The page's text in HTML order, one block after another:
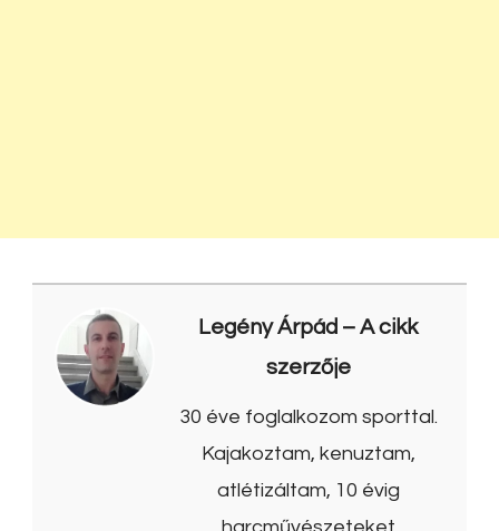
Legény Árpád – A cikk
szerzője
30 éve foglalkozom sporttal.
Kajakoztam, kenuztam,
atlétizáltam, 10 évig